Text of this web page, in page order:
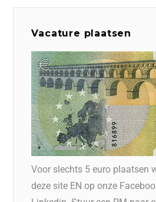
Vacature plaatsen
Voor slechts 5 euro plaatsen
deze site EN op onze